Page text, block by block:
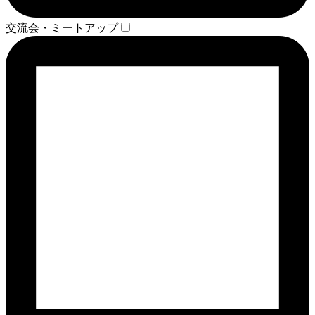
交流会・ミートアップ